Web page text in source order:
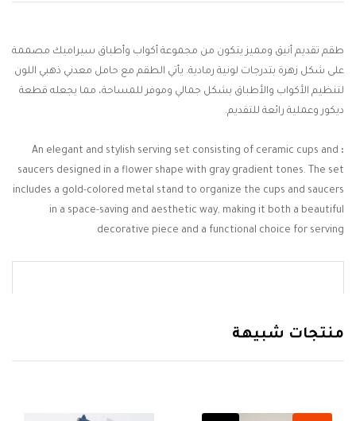
طقم تقديم أنيق ومميز يتكون من مجموعة أكواب وأطباق سيراميك مصممة
على شكل زهرة بتدرجات لونية رمادية. يأتي الطقم مع حامل معدني ذهبي اللون
لتنظيم الأكواب والأطباق بشكل جمالي وموفر للمساحة، مما يجعله قطعة
ديكور وعملية رائعة للتقديم.
:
An elegant and stylish serving set consisting of ceramic cups and
saucers designed in a flower shape with gray gradient tones. The set
includes a gold-colored metal stand to organize the cups and saucers
in a space-saving and aesthetic way, making it both a beautiful
decorative piece and a functional choice for serving
منتجات شبيهة